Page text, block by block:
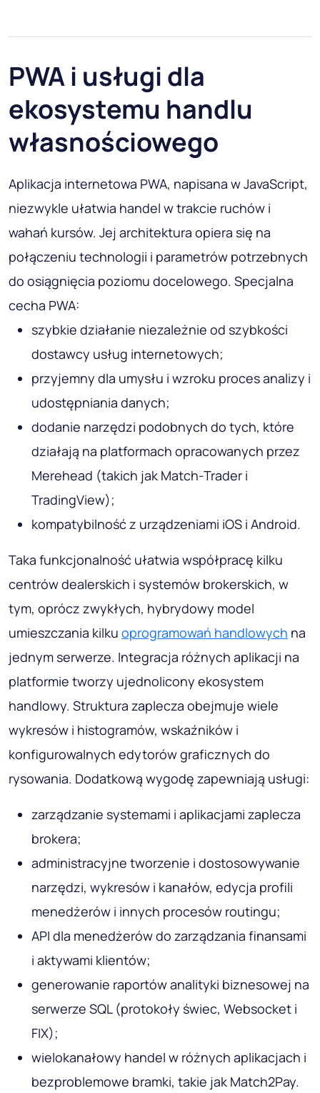
PWA i usługi dla
ekosystemu handlu
własnościowego
Aplikacja internetowa PWA, napisana w JavaScript,
niezwykle ułatwia handel w trakcie ruchów i
wahań kursów. Jej architektura opiera się na
połączeniu technologii i parametrów potrzebnych
do osiągnięcia poziomu docelowego. Specjalna
cecha PWA:
szybkie działanie niezależnie od szybkości
dostawcy usług internetowych;
przyjemny dla umysłu i wzroku proces analizy i
udostępniania danych;
dodanie narzędzi podobnych do tych, które
działają na platformach opracowanych przez
Merehead (takich jak Match-Trader i
TradingView);
kompatybilność z urządzeniami iOS i Android.
Taka funkcjonalność ułatwia współpracę kilku
centrów dealerskich i systemów brokerskich, w
tym, oprócz zwykłych, hybrydowy model
umieszczania kilku oprogramowań handlowych na
jednym serwerze. Integracja różnych aplikacji na
platformie tworzy ujednolicony ekosystem
handlowy. Struktura zaplecza obejmuje wiele
wykresów i histogramów, wskaźników i
konfigurowalnych edytorów graficznych do
rysowania. Dodatkową wygodę zapewniają usługi:
zarządzanie systemami i aplikacjami zaplecza
brokera;
administracyjne tworzenie i dostosowywanie
narzędzi, wykresów i kanałów, edycja profili
menedżerów i innych procesów routingu;
API dla menedżerów do zarządzania finansami
i aktywami klientów;
generowanie raportów analityki biznesowej na
serwerze SQL (protokoły świec, Websocket i
FIX);
wielokanałowy handel w różnych aplikacjach i
bezproblemowe bramki, takie jak Match2Pay.